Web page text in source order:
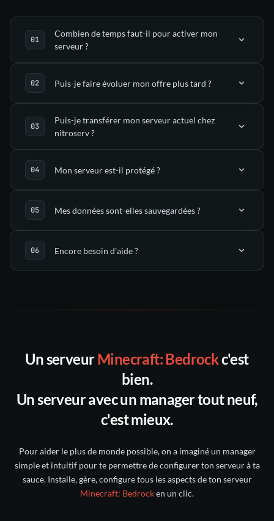
Combien de temps faut-il pour activer mon
serveur ?
déployé automatiquement
Puis-je faire évoluer mon offre plus tard ?
Puis-je transférer mon serveur actuel chez
nitroserv ?
(via SFTP)
guides dédiés
Mon serveur est-il protégé ?
mitigation anti-DDoS
Mes données sont-elles sauvegardées ?
automatiques
jours suivants
intact pendant 5 jours
Encore besoin d’aide ?
Discord nitroserv
compte Twitter/X
Un serveurMinecraft: Bedrockc'est
bien.
Un serveur avec un manager tout neuf,
c'est mieux.
Pour aider le plus de monde possible, on a imaginé un manager
simple et intuitif pour te permettre de configurer ton serveur à ta
sauce. Installe, gère, configure tous les aspects de ton serveur
Minecraft: Bedrocken un clic.